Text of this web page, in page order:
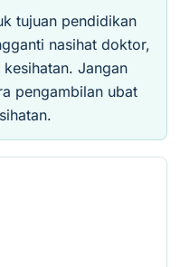
tujuan pendidikan
nasihat doktor,
Jangan
pengambilan ubat